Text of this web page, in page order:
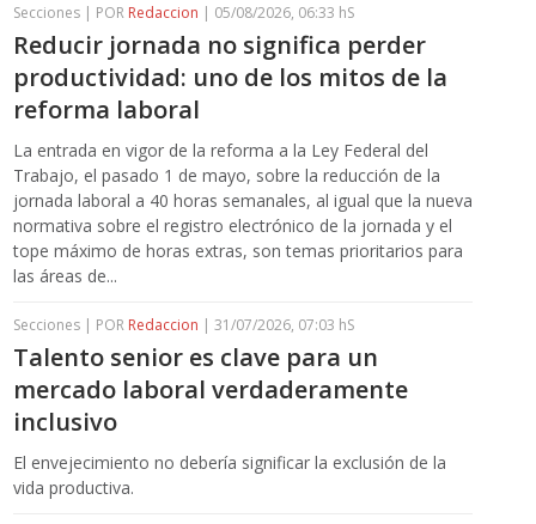
Secciones | POR Redaccion | 05/08/2026, 06:33 hS
Reducir jornada no significa perder
productividad: uno de los mitos de la
reforma laboral
La entrada en vigor de la reforma a la Ley Federal del
Trabajo, el pasado 1 de mayo, sobre la reducción de la
jornada laboral a 40 horas semanales, al igual que la nueva
normativa sobre el registro electrónico de la jornada y el
tope máximo de horas extras, son temas prioritarios para
las áreas de...
Secciones | POR Redaccion | 31/07/2026, 07:03 hS
Talento senior es clave para un
mercado laboral verdaderamente
inclusivo
El envejecimiento no debería significar la exclusión de la
vida productiva.